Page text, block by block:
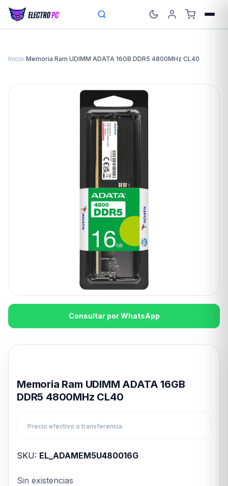
Inicio/Memoria Ram UDIMM ADATA 16GB DDR5 4800MHz CL40
Consultar por WhatsApp
Memoria Ram UDIMM ADATA 16GB
DDR5 4800MHz CL40
Precio efectivo o transferencia
SKU: EL_ADAMEM5U480016G
Sin existencias